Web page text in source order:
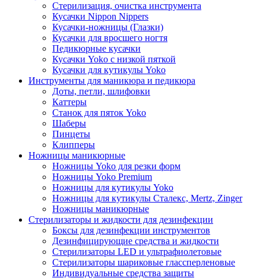
Стерилизация, очистка инструмента
Кусачки Nippon Nippers
Кусачки-ножницы (Глазки)
Кусачки для вросшего ногтя
Педикюрные кусачки
Кусачки Yoko с низкой пяткой
Кусачки для кутикулы Yoko
Инструменты для маникюра и педикюра
Доты, петли, шлифовки
Каттеры
Станок для пяток Yoko
Шаберы
Пинцеты
Клипперы
Ножницы маникюрные
Ножницы Yoko для резки форм
Ножницы Yoko Premium
Ножницы для кутикулы Yoko
Ножницы для кутикулы Сталекс, Mertz, Zinger
Ножницы маникюрные
Стерилизаторы и жидкости для дезинфекции
Боксы для дезинфекции инструментов
Дезинфицирующие средства и жидкости
Стерилизаторы LED и ультрафиолетовые
Стерилизаторы шариковые глассперленовые
Индивидуальные средства защиты